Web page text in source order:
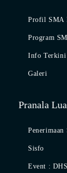
Profil SMA
Program
Info Terkini
Galeri
Pranala
Penerimaan
Sisfo
Event :